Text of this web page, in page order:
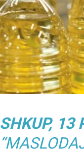
SHKUP, 13